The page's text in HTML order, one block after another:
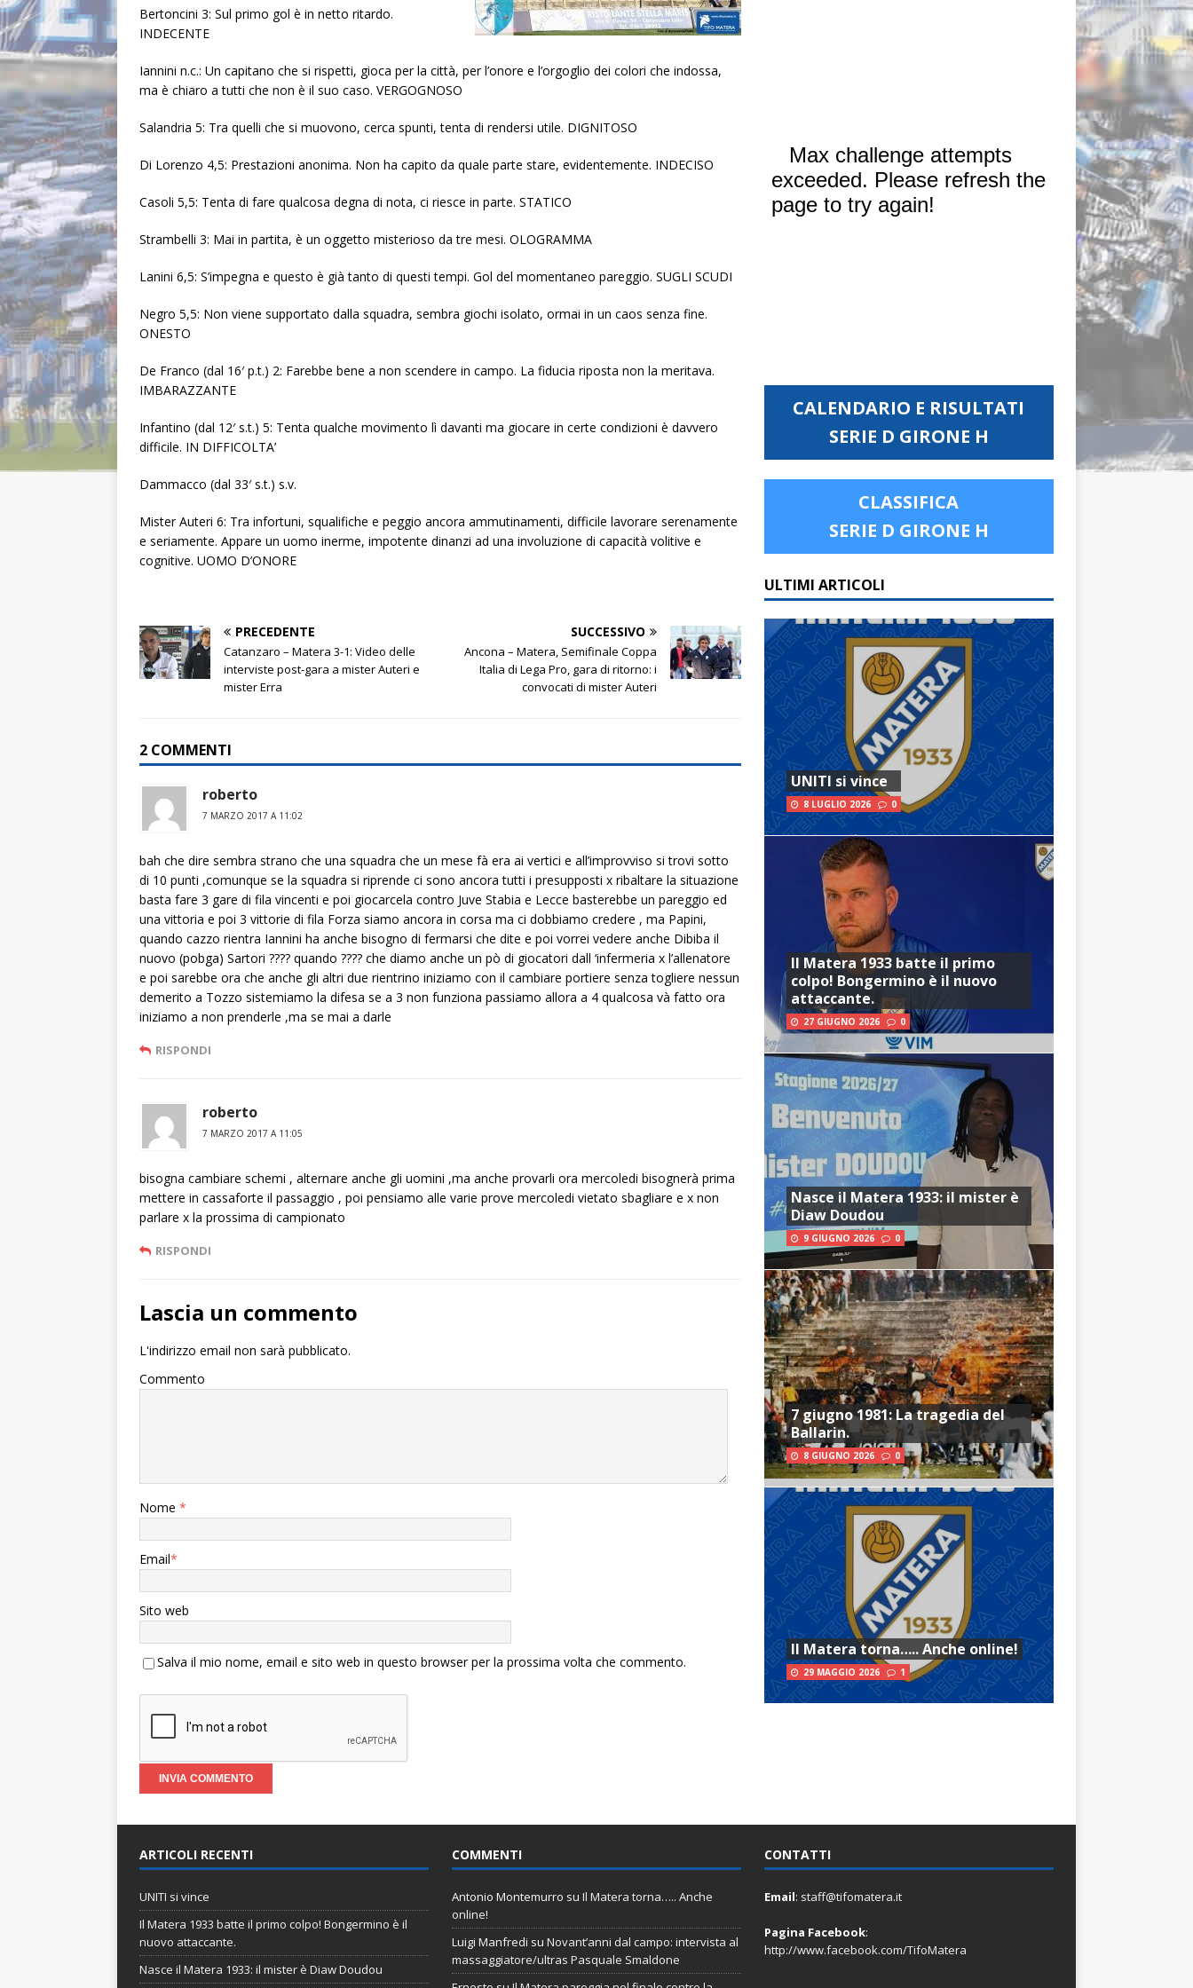
Bertoncini 3: Sul primo gol è in netto ritardo.
INDECENTE
Iannini n.c.: Un capitano che si rispetti, gioca per la città, per l’onore e l’orgoglio dei colori che indossa,
ma è chiaro a tutti che non è il suo caso. VERGOGNOSO
Salandria 5: Tra quelli che si muovono, cerca spunti, tenta di rendersi utile. DIGNITOSO
Di Lorenzo 4,5: Prestazioni anonima. Non ha capito da quale parte stare, evidentemente. INDECISO
Casoli 5,5: Tenta di fare qualcosa degna di nota, ci riesce in parte. STATICO
Strambelli 3: Mai in partita, è un oggetto misterioso da tre mesi. OLOGRAMMA
Lanini 6,5: S’impegna e questo è già tanto di questi tempi. Gol del momentaneo pareggio. SUGLI SCUDI
Negro 5,5: Non viene supportato dalla squadra, sembra giochi isolato, ormai in un caos senza fine.
ONESTO
De Franco (dal 16′ p.t.) 2: Farebbe bene a non scendere in campo. La fiducia riposta non la meritava.
IMBARAZZANTE
Infantino (dal 12′ s.t.) 5: Tenta qualche movimento lì davanti ma giocare in certe condizioni è davvero
difficile. IN DIFFICOLTA’
Dammacco (dal 33′ s.t.) s.v.
Mister Auteri 6: Tra infortuni, squalifiche e peggio ancora ammutinamenti, difficile lavorare serenamente
e seriamente. Appare un uomo inerme, impotente dinanzi ad una involuzione di capacità volitive e
cognitive. UOMO D’ONORE
PRECEDENTE
Catanzaro – Matera 3-1: Video delle
interviste post-gara a mister Auteri e
mister Erra
SUCCESSIVO
Ancona – Matera, Semifinale Coppa
Italia di Lega Pro, gara di ritorno: i
convocati di mister Auteri
2 COMMENTI
roberto
7 MARZO 2017 A 11:02
bah che dire sembra strano che una squadra che un mese fà era ai vertici e all’improvviso si trovi sotto
di 10 punti ,comunque se la squadra si riprende ci sono ancora tutti i presupposti x ribaltare la situazione
basta fare 3 gare di fila vincenti e poi giocarcela contro Juve Stabia e Lecce basterebbe un pareggio ed
una vittoria e poi 3 vittorie di fila Forza siamo ancora in corsa ma ci dobbiamo credere , ma Papini,
quando cazzo rientra Iannini ha anche bisogno di fermarsi che dite e poi vorrei vedere anche Dibiba il
nuovo (pobga) Sartori ???? quando ???? che diamo anche un pò di giocatori dall ‘infermeria x l’allenatore
e poi sarebbe ora che anche gli altri due rientrino iniziamo con il cambiare portiere senza togliere nessun
demerito a Tozzo sistemiamo la difesa se a 3 non funziona passiamo allora a 4 qualcosa và fatto ora
iniziamo a non prenderle ,ma se mai a darle
RISPONDI
roberto
7 MARZO 2017 A 11:05
bisogna cambiare schemi , alternare anche gli uomini ,ma anche provarli ora mercoledi bisognerà prima
mettere in cassaforte il passaggio , poi pensiamo alle varie prove mercoledi vietato sbagliare e x non
parlare x la prossima di campionato
RISPONDI
Lascia un commento
L'indirizzo email non sarà pubblicato.
Commento
Nome *
Email*
Sito web
Salva il mio nome, email e sito web in questo browser per la prossima volta che commento.
CALENDARIO E RISULTATI
SERIE D GIRONE H
CLASSIFICA
SERIE D GIRONE H
ULTIMI ARTICOLI
UNITI si vince
8 LUGLIO 2026 0
Il Matera 1933 batte il primo
colpo! Bongermino è il nuovo
attaccante.
27 GIUGNO 2026 0
Nasce il Matera 1933: il mister è
Diaw Doudou
9 GIUGNO 2026 0
7 giugno 1981: La tragedia del
Ballarin.
8 GIUGNO 2026 0
Il Matera torna….. Anche online!
29 MAGGIO 2026 1
ARTICOLI RECENTI
UNITI si vince
Il Matera 1933 batte il primo colpo! Bongermino è il
nuovo attaccante.
Nasce il Matera 1933: il mister è Diaw Doudou
COMMENTI
Antonio Montemurro su Il Matera torna….. Anche
online!
Luigi Manfredi su Novant’anni dal campo: intervista al
massaggiatore/ultras Pasquale Smaldone
CONTATTI
Email: staff@tifomatera.it
Pagina Facebook:
http://www.facebook.com/TifoMatera